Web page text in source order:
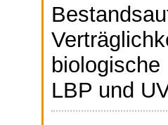
LBP und